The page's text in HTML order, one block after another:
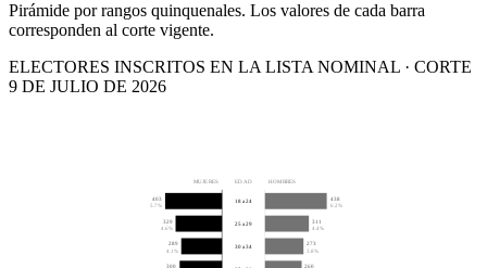
Pirámide por rangos quinquenales. Los valores de cada barra
corresponden al corte vigente.
ELECTORES INSCRITOS EN LA LISTA NOMINAL · CORTE
9 DE JULIO DE 2026
MUJERES EDAD HOMBRES
403
5.7%
438
6.2%
18 a 24
329
4.6%
311
4.4%
25 a 29
289
4.1%
273
3.8%
30 a 34
300 260